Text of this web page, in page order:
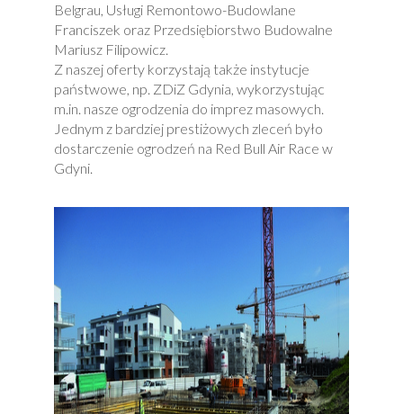
Belgrau, Usługi Remontowo-Budowlane
Franciszek oraz Przedsiębiorstwo Budowalne
Mariusz Filipowicz.
Z naszej oferty korzystają także instytucje
państwowe, np. ZDiZ Gdynia, wykorzystując
m.in. nasze ogrodzenia do imprez masowych.
Jednym z bardziej prestiżowych zleceń było
dostarczenie ogrodzeń na Red Bull Air Race w
Gdyni.